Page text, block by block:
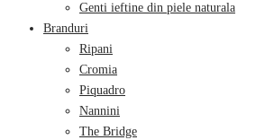
Genti ieftine din piele naturala
Branduri
Ripani
Cromia
Piquadro
Nannini
The Bridge